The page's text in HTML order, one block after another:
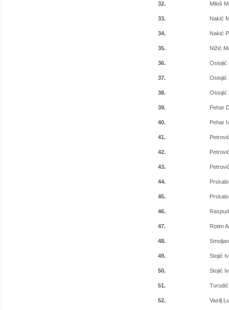
32. Miloš
33. Nakić
34. Nakić
35. Nižić
36. Ostojić
37. Ostojić
38. Ostojić
39. Pehar
40. Pehar
41.
42.
43.
44.
45.
46.
47. Rotim
48.
49. Stojić
50. Stojić
51.
52. Vasilj